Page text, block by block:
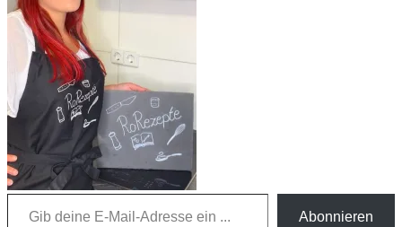
Gib deine E-Mail-Adresse ein ...
Abonnieren